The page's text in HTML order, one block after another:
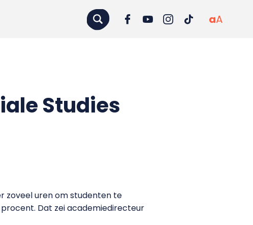
aA
Studies
zoveel uren om studenten te
Dat zei academiedirecteur